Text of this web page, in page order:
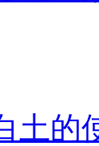
土的